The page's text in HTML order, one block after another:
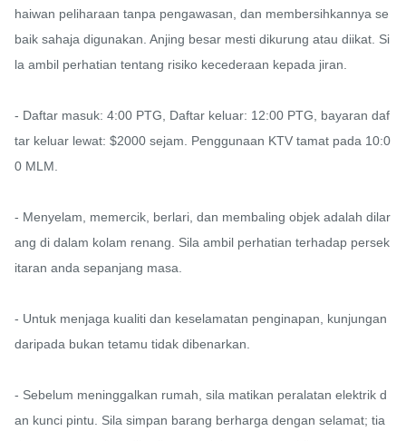
haiwan peliharaan tanpa pengawasan, dan membersihkannya se
baik sahaja digunakan. Anjing besar mesti dikurung atau diikat. Si
la ambil perhatian tentang risiko kecederaan kepada jiran.
- Daftar masuk: 4:00 PTG, Daftar keluar: 12:00 PTG, bayaran daf
tar keluar lewat: $2000 sejam. Penggunaan KTV tamat pada 10:0
0 MLM.
- Menyelam, memercik, berlari, dan membaling objek adalah dilar
ang di dalam kolam renang. Sila ambil perhatian terhadap persek
itaran anda sepanjang masa.
- Untuk menjaga kualiti dan keselamatan penginapan, kunjungan
daripada bukan tetamu tidak dibenarkan.
- Sebelum meninggalkan rumah, sila matikan peralatan elektrik d
an kunci pintu. Sila simpan barang berharga dengan selamat; tia